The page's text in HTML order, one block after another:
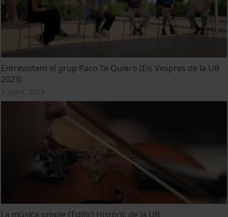
Entrevistem el grup Paco Te Quiero (Els Vespres de la UB
2023)
3 juliol, 2023
La música omple l’Edifici Històric de la UB